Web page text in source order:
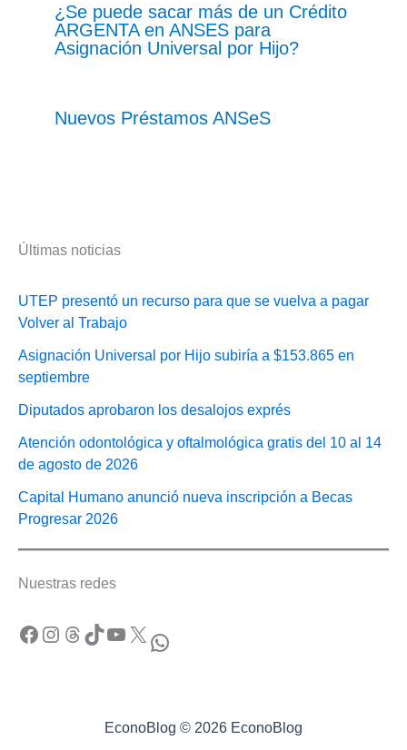
¿Se puede sacar más de un Crédito
ARGENTA en ANSES para
Asignación Universal por Hijo?
Nuevos Préstamos ANSeS
Últimas noticias
UTEP presentó un recurso para que se vuelva a pagar
Volver al Trabajo
Asignación Universal por Hijo subiría a $153.865 en
septiembre
Diputados aprobaron los desalojos exprés
Atención odontológica y oftalmológica gratis del 10 al 14
de agosto de 2026
Capital Humano anunció nueva inscripción a Becas
Progresar 2026
Nuestras redes
Facebook Instagram Threads TikTok YouTube X WhatsApp
EconoBlog © 2026 EconoBlog